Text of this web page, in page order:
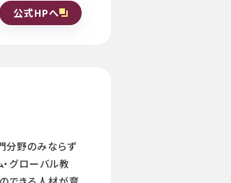
公式HPへ
分野のみならず
グローバル教